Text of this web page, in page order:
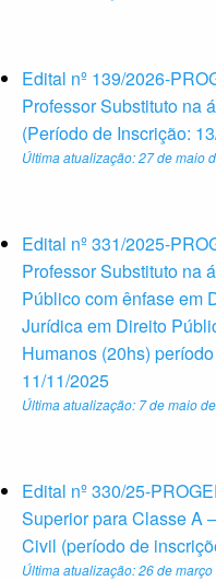
Edital nº 139/2026-
Professor Substituto na
(Período de Inscrição:
Última atualização: 27 de maio
Edital nº 331/2025-
Professor Substituto na
Público com ênfase em
Jurídica em Direito
Humanos (20hs)
11/11/2025
Última atualização: 7 de maio
Edital nº 330/25-
Superior para Classe A
Civil (período de
Última atualização: 26 de